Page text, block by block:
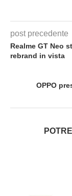
post precedente
Realme GT Neo
rebrand in vista
OPPO